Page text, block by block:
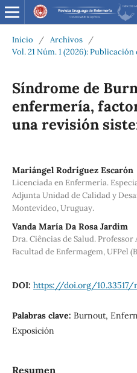
Inicio / Archivos
/
Vol. 21 Núm. 1 (2026):
Síndrome de
enfermería,
una revisión
Mariángel Rodríguez Escarón
Licenciada en Enfermería.
Adjunta Unidad de Calidad y
Montevideo, Uruguay.
Vanda María Da Rosa Jardim
Dra. Ciências de Salud.
Facultad de Enfermagem, UFPel
DOI: https://doi.org/10.33517/
Palabras clave: Burnout,
Exposición
Resumen